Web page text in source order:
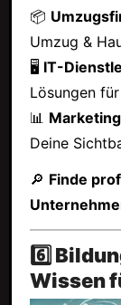
📦
Umzug &
🖥 IT-
Lösungen
📊
Deine
🔎 Finde
6️⃣
Wissen